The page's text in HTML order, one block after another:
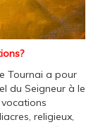
Tournai a pour
du Seigneur à le
religieux,